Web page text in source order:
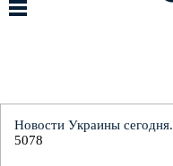
Новости Украины сегодня.
5078